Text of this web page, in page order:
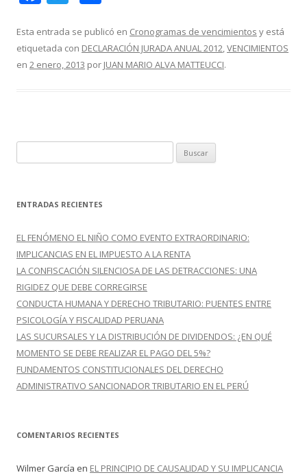
e
b
itt
er
m
p
Esta entrada se publicó en Cronogramas de vencimientos y está
etiquetada con DECLARACIÓN JURADA ANUAL 2012,VENCIMIENTOS
en 2 enero, 2013 por JUAN MARIO ALVA MATTEUCCI.
u
c
r
:
ENTRADAS RECIENTES
EL FENÓMENO EL NIÑO COMO EVENTO EXTRAORDINARIO:
IMPLICANCIAS EN EL IMPUESTO A LA RENTA
LA CONFISCACIÓN SILENCIOSA DE LAS DETRACCIONES: UNA
RIGIDEZ QUE DEBE CORREGIRSE
CONDUCTA HUMANA Y DERECHO TRIBUTARIO: PUENTES ENTRE
PSICOLOGÍA Y FISCALIDAD PERUANA
LAS SUCURSALES Y LA DISTRIBUCIÓN DE DIVIDENDOS: ¿EN QUÉ
MOMENTO SE DEBE REALIZAR EL PAGO DEL 5%?
FUNDAMENTOS CONSTITUCIONALES DEL DERECHO
ADMINISTRATIVO SANCIONADOR TRIBUTARIO EN EL PERÚ
COMENTARIOS RECIENTES
Wilmer García en EL PRINCIPIO DE CAUSALIDAD Y SU IMPLICANCIA